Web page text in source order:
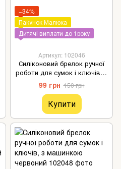
−34%
Пакунок Малюка
Дитячі виплати до 1року
Артикул: 102046
Силіконовий брелок ручної
роботи для сумок і ключів, з
пандою рожевий
99 грн 150 грн
Купити